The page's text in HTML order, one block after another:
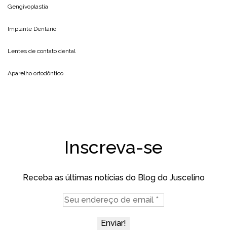
Gengivoplastia
Implante Dentário
Lentes de contato dental
Aparelho ortodôntico
Inscreva-se
Receba as últimas notícias do Blog do Juscelino